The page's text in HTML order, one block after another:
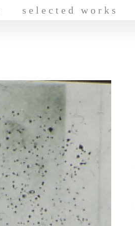
selected works